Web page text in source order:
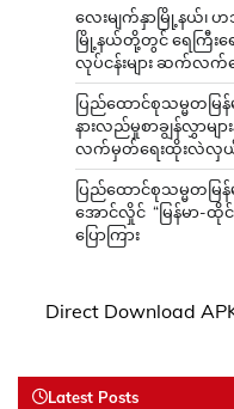
လေးမျက်နှာမြို့နယ်၊
မြို့နယ်တို့တွင် ရေကြီး
လုပ်ငန်းများ ဆက်လ
ပြည်ထောင်စုသမ္မတမြ
နားလည်မှုစာချွန်လွှာမျ
လက်မှတ်ရေးထိုးလဲလှ
ပြည်ထောင်စုသမ္မတမြ
အောင်လှိုင် “မြန်မာ-ထိုင်
ပြောကြား
Direct Download
Latest Posts